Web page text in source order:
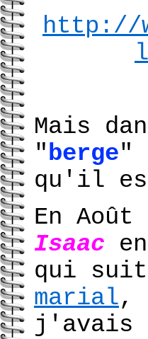
http://
Mais
"berge"
qu'il
En
Isaac
qui suit
marial,
j'avais